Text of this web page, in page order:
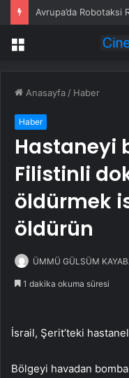
Avrupa’da Robotaksi
Menü
Anasayfa / Haber
Haber
Hastaneyi
Filistinli
öldürmek
öldürün
ÜMMÜ GÜLSÜM
1 dakika okuma süresi
İsrail, Şerit’teki
Bölgeyi havadan